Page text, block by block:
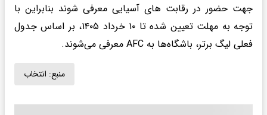
جهت حضور در رقابت های آسیایی معرفی شوند بنابراین با
توجه به مهلت تعیین شده تا ۱۰ خرداد ۱۴۰۵، بر اساس جدول
فعلی لیگ برتر، باشگاه‌ها به AFC معرفی می‌شوند.
منبع: انتخاب